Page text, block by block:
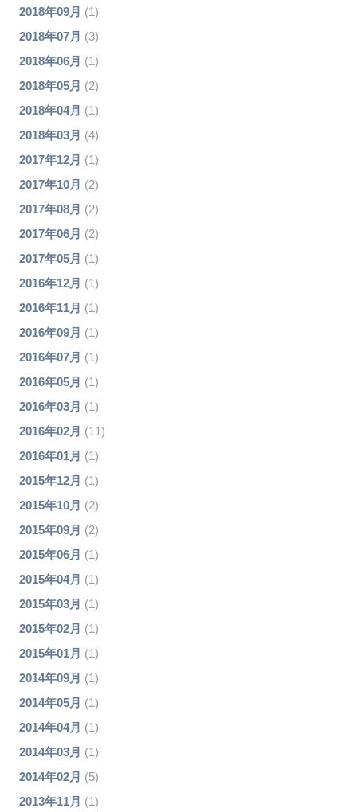
2018年09月 (1)
2018年07月 (3)
2018年06月 (1)
2018年05月 (2)
2018年04月 (1)
2018年03月 (4)
2017年12月 (1)
2017年10月 (2)
2017年08月 (2)
2017年06月 (2)
2017年05月 (1)
2016年12月 (1)
2016年11月 (1)
2016年09月 (1)
2016年07月 (1)
2016年05月 (1)
2016年03月 (1)
2016年02月 (11)
2016年01月 (1)
2015年12月 (1)
2015年10月 (2)
2015年09月 (2)
2015年06月 (1)
2015年04月 (1)
2015年03月 (1)
2015年02月 (1)
2015年01月 (1)
2014年09月 (1)
2014年05月 (1)
2014年04月 (1)
2014年03月 (1)
2014年02月 (5)
2013年11月 (1)